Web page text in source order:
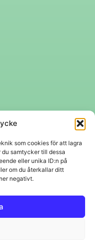
som cookies för att lagra
samtycker till dessa
eller unika ID:n på
om du återkallar ditt
negativt.